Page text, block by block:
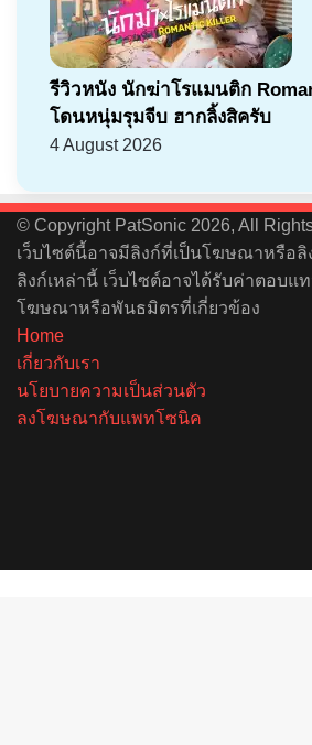
รีวิวหนัง นักฆ่าโรแมนติก
โดนหนุ่มรุมจีบ ฮากลิ้งสิครับ
4 August 2026
© Copyright PatSonic 2026, All
เว็บไซต์นี้อาจมีลิงก์ที่เป็นโฆษณาหรือ
ลิงก์เหล่านี้ เว็บไซต์อาจได้รับค่าตอบแ
โฆษณาหรือพันธมิตรที่เกี่ยวข้อง
Home
เกี่ยวกับเรา
นโยบายความเป็นส่วนตัว
ลงโฆษณากับแพทโซนิค